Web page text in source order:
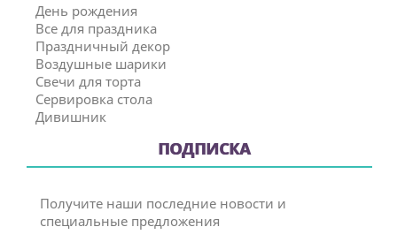
День рождения
Все для праздника
Праздничный декор
Воздушные шарики
Свечи для торта
Сервировка стола
Дивишник
ПОДПИСКА
Получите наши последние новости и
специальные предложения